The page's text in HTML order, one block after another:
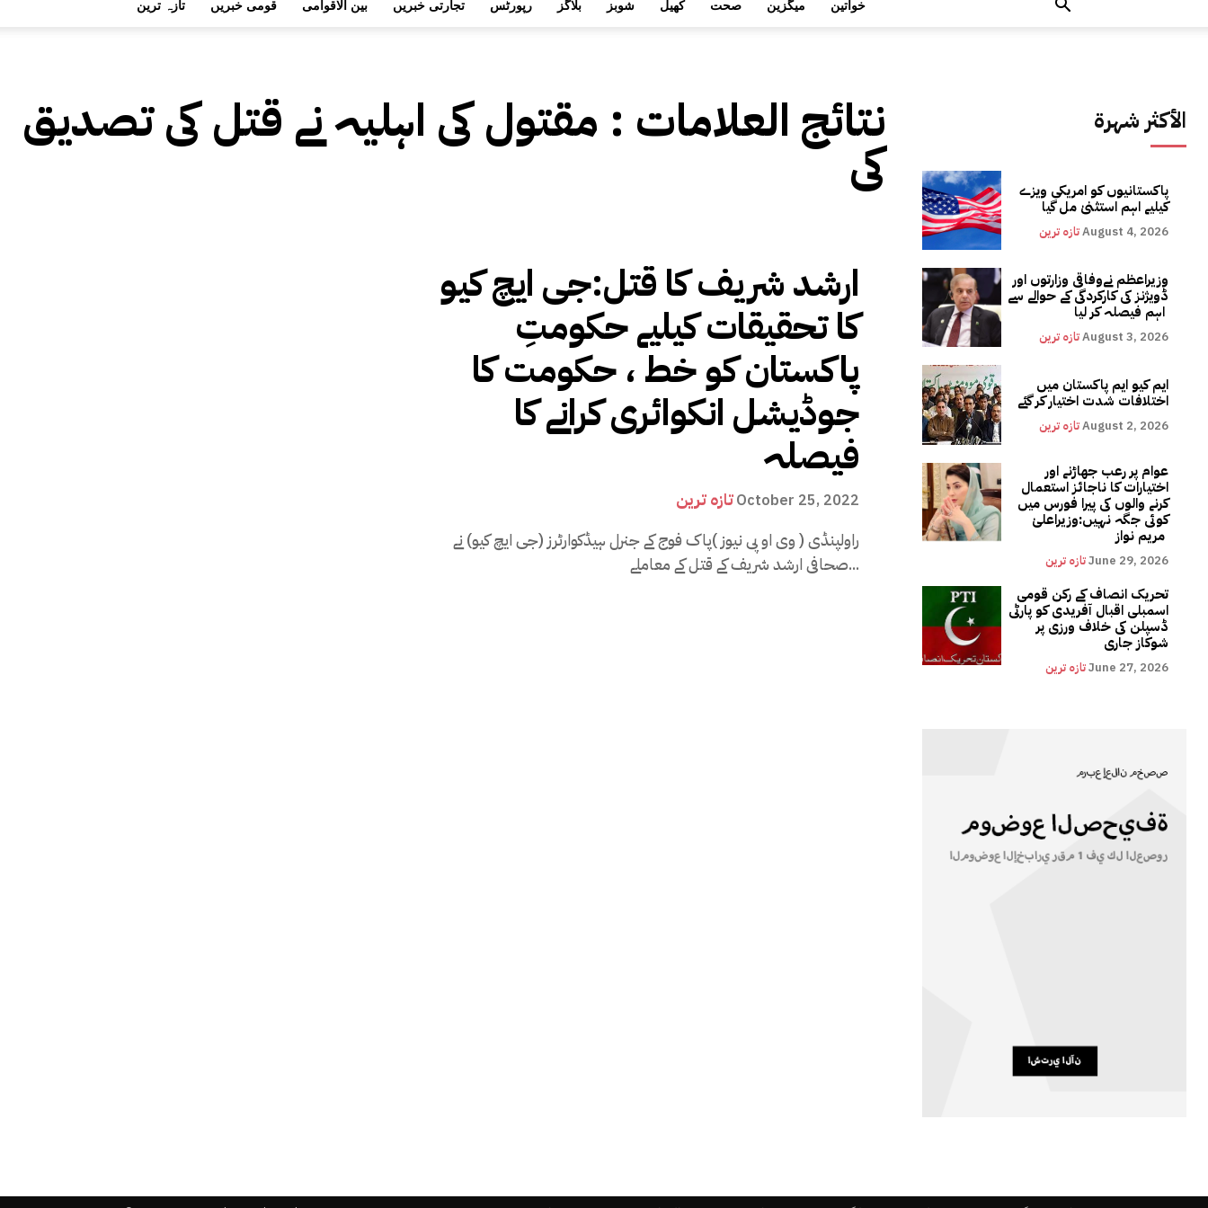
تازہ ترین قومی خبریں بین الاقوامی تجارتی خبریں رپورٹس بلاگز شوبز کھیل صحت میگزین خواتین
نتائج العلامات : مقتول کی اہلیہ نے قتل کی تصدیق
کی
ارشد شریف کا قتل:جی ایچ کیو
کا تحقیقات کیلیے حکومتِ
پاکستان کو خط ، حکومت کا
جوڈیشل انکوائری کرانے کا
فیصلہ
تازہ ترینOctober 25, 2022
راولپنڈی ( وی او پی نیوز )پاک فوج کے جنرل ہیڈکوارٹرز (جی ایچ کیو) نے
صحافی ارشد شریف کے قتل کے معاملے...
الأكثر شهرة
پاکستانیوں کو امریکی ویزے
کیلیے اہم استثنیٰ مل گیا
تازہ ترینAugust 4, 2026
وزیراعظم نےوفاقی وزارتوں اور
ڈویژنز کی کارکردگی کے حوالے سے
تازہ ترینAugust 3, 2026
ایم کیو ایم پاکستان میں
اختلافات شدت اختیار کر گئے
تازہ ترینAugust 2, 2026
عوام پر رعب جھاڑنے اور
اختیارات کا ناجائز استعمال
کرنے والوں کی پیرا فورس میں
کوئی جگہ نہیں:وزیراعلیٰ
تازہ ترینJune 29, 2026
تحریک انصاف کے رکن قومی
اسمبلی اقبال آفریدی کو پارٹی
ڈسپلن کی خلاف ورزی پر
شوکاز جاری
تازہ ترینJune 27, 2026